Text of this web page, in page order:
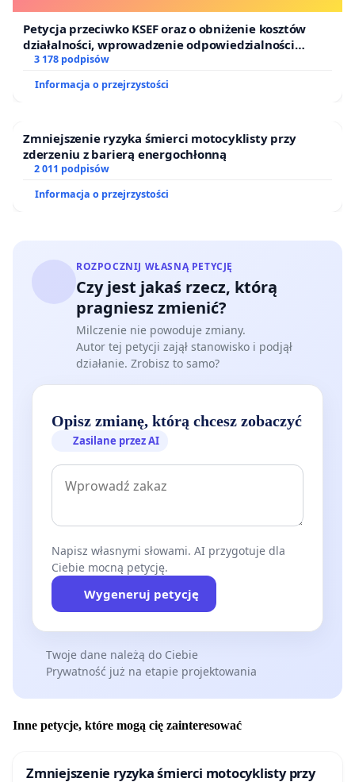
Petycja przeciwko KSEF oraz o obniżenie kosztów
działalności, wprowadzenie odpowiedzialności
finansowej kluczowych urzędników i sędziów
3 178 podpisów
Informacja o przejrzystości
Zmniejszenie ryzyka śmierci motocyklisty przy
zderzeniu z barierą energochłonną
2 011 podpisów
Informacja o przejrzystości
ROZPOCZNIJ WŁASNĄ PETYCJĘ
Czy jest jakaś rzecz, którą
pragniesz zmienić?
Milczenie nie powoduje zmiany.
Autor tej petycji zajął stanowisko i podjął
działanie. Zrobisz to samo?
Opisz zmianę, którą chcesz zobaczyć
Zasilane przez AI
Napisz własnymi słowami. AI przygotuje dla
Ciebie mocną petycję.
Wygeneruj petycję
Twoje dane należą do Ciebie
Prywatność już na etapie projektowania
Inne petycje, które mogą cię zainteresować
Zmniejszenie ryzyka śmierci motocyklisty przy